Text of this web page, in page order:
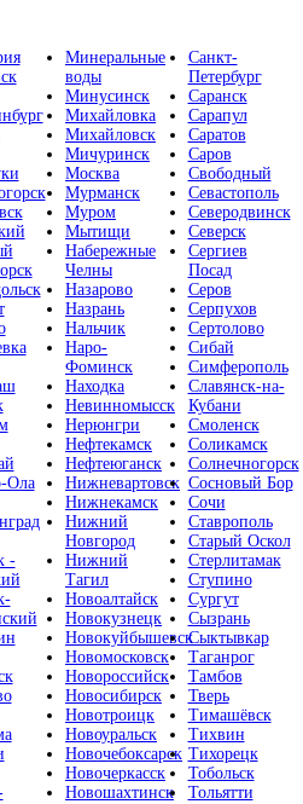
Ола
-
Минеральные
воды
Минусинск
Михайловка
Михайловск
Мичуринск
Москва
Мурманск
Муром
Мытищи
Набережные
Челны
Назарово
Назрань
Нальчик
Наро-
Фоминск
Находка
Невинномысск
Нерюнгри
Нефтекамск
Нефтеюганск
Нижневартовск
Нижнекамск
Нижний
Новгород
Нижний
Тагил
Новоалтайск
Новокузнецк
Новокуйбышевск
Новомосковск
Новороссийск
Новосибирск
Новотроицк
Новоуральск
Новочебоксарск
Новочеркасск
Новошахтинск
Санкт-
Петербург
Саранск
Сарапул
Саратов
Саров
Свободный
Севастополь
Северодвинск
Северск
Сергиев
Посад
Серов
Серпухов
Сертолово
Сибай
Симферополь
Славянск-на-
Кубани
Смоленск
Соликамск
Солнечногорск
Сосновый Бор
Сочи
Ставрополь
Старый Оскол
Стерлитамак
Ступино
Сургут
Сызрань
Сыктывкар
Таганрог
Тамбов
Тверь
Тимашёвск
Тихвин
Тихорецк
Тобольск
Тольятти